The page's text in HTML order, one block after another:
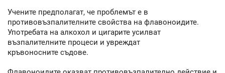
Учените предполагат, че проблемът е в
противовъзпалителните свойства на флавоноидите.
Употребата на алкохол и цигарите усилват
възпалителните процеси и увреждат
кръвоносните съдове.